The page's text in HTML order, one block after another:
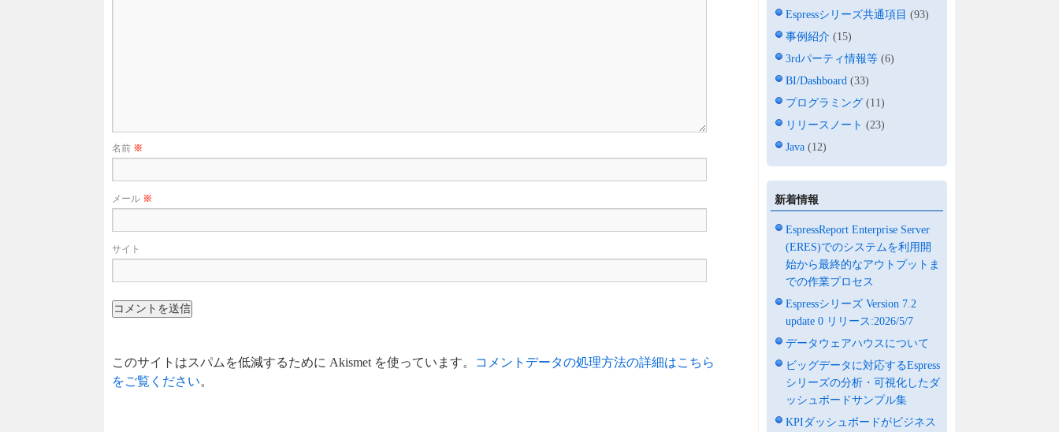
名前 ※
メール ※
サイト
このサイトはスパムを低減するために Akismet を使っています。
コメントデータの処理方法の詳細はこちら
をご覧ください。
Espressシリーズ共通項目 (93)
事例紹介 (15)
3rdパーティ情報等 (6)
BI/Dashboard (33)
プログラミング (11)
リリースノート (23)
Java (12)
新着情報
EspressReport Enterprise Server
(ERES)でのシステムを利用開
始から最終的なアウトプットま
での作業プロセス
Espressシリーズ Version 7.2
update 0 リリース:2026/5/7
データウェアハウスについて
ビッグデータに対応するEspress
シリーズの分析・可視化したダ
ッシュボードサンプル集
KPIダッシュボードがビジネス